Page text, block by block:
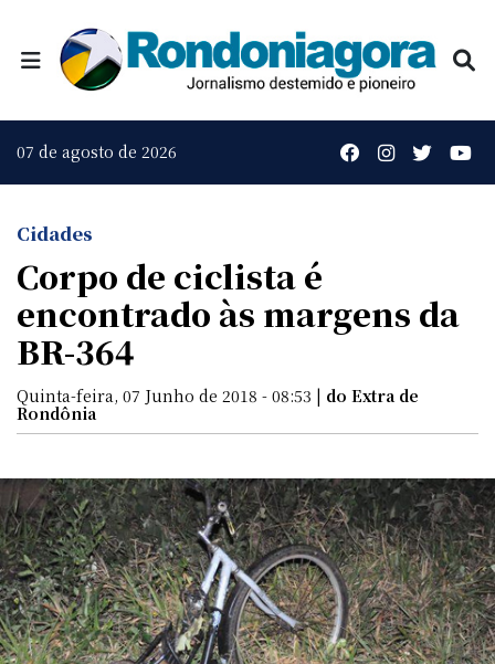
07 de agosto de 2026
Cidades
Corpo de ciclista é
encontrado às margens da
BR-364
Quinta-feira, 07 Junho de 2018 - 08:53 | do Extra de
Rondônia